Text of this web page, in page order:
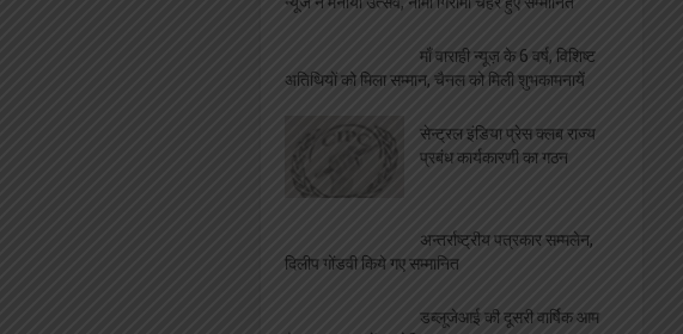
माँ वाराही न्यूज़ के 6 वर्ष, विशिष्ट
अतिथियों को मिला सम्मान, चैनल को मिली शुभकामनायें
सेन्ट्रल इंडिया प्रेस क्लब राज्य
प्रबंध कार्यकारणी का गठन
अन्तर्राष्ट्रीय पत्रकार सम्मलेन,
दिलीप गोंडवी किये गए सम्मानित
डब्लूजेआई की दूसरी वार्षिक आम